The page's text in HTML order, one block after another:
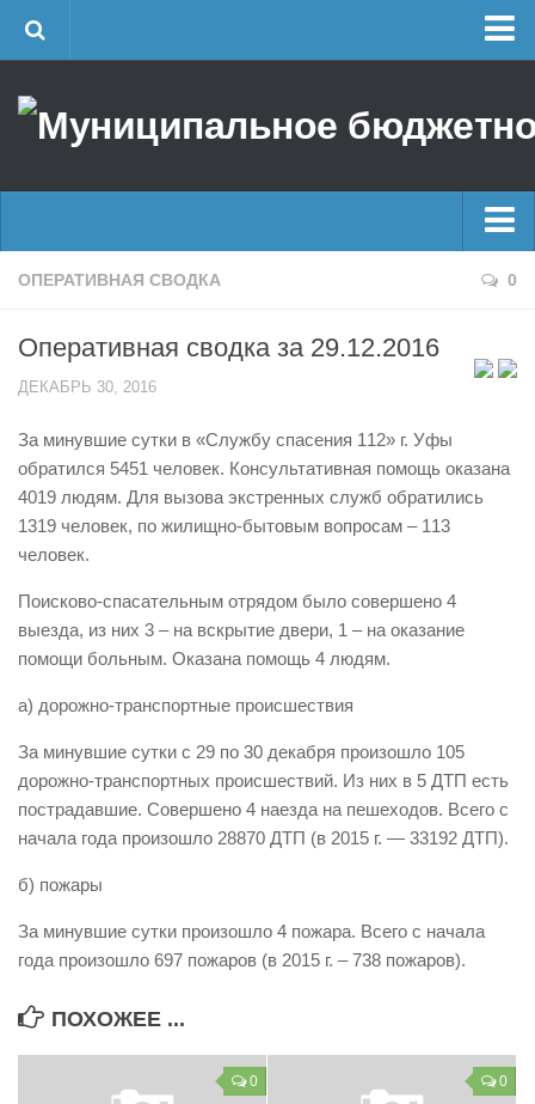
Об учреждении
Районные УГЗ
Поисково-спасательный отряд г. Уфы
Центр размещения пострадавших
Отчеты о реализации муниципальных программ
История
Виды деятельности
Обслуживание опасных производственных объектов
Уголок гражданской обороны
Пресс-центр
СМИ о нас
Конкурсы
Наша работа
Фотогалерея
Обращения
Главные новости
Оперативная сводка
Половодье
Купальный сезон
ОПЕРАТИВНАЯ СВОДКА 0
Оперативная сводка за 29.12.2016
ДЕКАБРЬ 30, 2016
За минувшие сутки в «Службу спасения 112» г. Уфы
обратился 5451 человек. Консультативная помощь оказана
4019 людям. Для вызова экстренных служб обратились
1319 человек, по жилищно-бытовым вопросам – 113
человек.
Поисково-спасательным отрядом было совершено 4
выезда, из них 3 – на вскрытие двери, 1 – на оказание
помощи больным. Оказана помощь 4 людям.
а) дорожно-транспортные происшествия
За минувшие сутки с 29 по 30 декабря произошло 105
дорожно-транспортных происшествий. Из них в 5 ДТП есть
пострадавшие. Совершено 4 наезда на пешеходов. Всего с
начала года произошло 28870 ДТП (в 2015 г. — 33192 ДТП).
б) пожары
За минувшие сутки произошло 4 пожара. Всего с начала
года произошло 697 пожаров (в 2015 г. – 738 пожаров).
ПОХОЖЕЕ ...
0 0